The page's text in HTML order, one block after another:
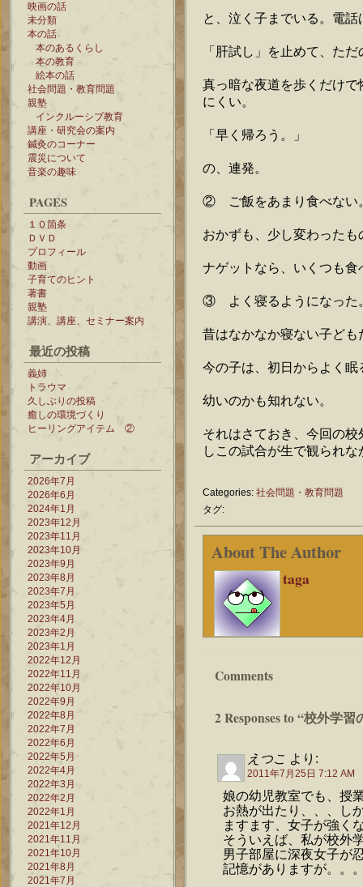
映画の話
未分類
本の話
本のあるくらし
本の教育
絵本の話
社会問題・教育問題
親塾
インクルーシブ教育
講座・研究会の案内
鍼灸のコーナー
震災について
音楽の趣味
PAGES
１０箇条
ＤＶＤ
プロフィール
動画
子育てのヒント
著書
親塾
講演、講座、セミナー案内
最近の投稿
義姉
トラウマ
久しぶりの投稿
癒しの環境づくり
ヒーリングアイテム ②
アーカイブ
2026年7月
2026年6月
2024年1月
2023年12月
2023年11月
2023年10月
2023年9月
2023年8月
2023年7月
2023年5月
2023年4月
2023年2月
2023年1月
2022年12月
2022年11月
2022年10月
2022年9月
2022年8月
2022年7月
2022年6月
2022年5月
2022年4月
2022年3月
2022年2月
2022年1月
2021年12月
2021年11月
2021年10月
2021年8月
2021年7月
と、泣く子までいる。電
「肝試し」を止めて、た
真っ暗な夜道を歩くだけ
にくい。
「早く帰ろう。」
の、連発。
② ご飯をあまり食べない
おかずも、少し変わった
ナゲットなら、いくつも
③ よく寝るようになった
昔はなかなか寝ない子ど
今の子は、初日からよく
幼いのかも知れない。
それはさておき、今回の
しこの試合が生で観られ
Categories: 社会問題・教育問題
タグ:
About The Author
taga
Comments
2 Responses to “校外学
えつこ より:
2011年7月25日 7:12 AM
娘の幼児教室でも、授
お熱が出たり、、、し
ますます、女子が強く
そういえば、私が校外
男子部屋に深夜女子が
記憶がありますが。。